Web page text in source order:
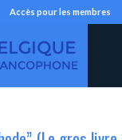
Accès pour les membres